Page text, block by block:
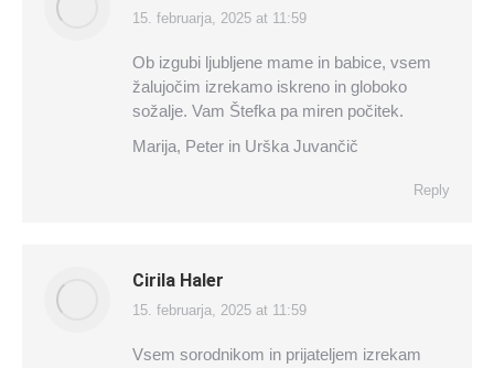
says:
15. februarja, 2025 at 11:59
Ob izgubi ljubljene mame in babice, vsem
žalujočim izrekamo iskreno in globoko
sožalje. Vam Štefka pa miren počitek.
Marija, Peter in Urška Juvančič
Reply
Cirila Haler
says:
15. februarja, 2025 at 11:59
Vsem sorodnikom in prijateljem izrekam